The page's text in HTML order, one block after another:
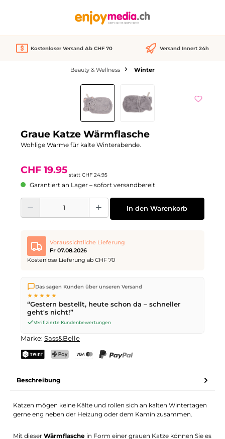
Kostenloser Versand Ab CHF 70 Versand Innert 24h
Beauty & Wellness Winter
Bildergalerie überspringen
Graue Katze Wärmflasche
Wohlige Wärme für kalte Winterabende.
CHF 19.95 statt CHF 24.95
Garantiert an Lager – sofort versandbereit
Produkt Anzahl: Gib den gewünschten Wert ein oder benutze die
In den Warenkorb
Voraussichtliche Lieferung
Fr 07.08.2026
Kostenlose Lieferung ab CHF 70
Wir versenden direkt aus unserem Lager in Kriens. Ab
ist die Lieferung kostenlos. Bestellungen bis
werden noch am selben Tag versendet – Zustellung am
nächsten Werktagmit der Schweizerischen Post.
Das sagen Kunden über unseren Versand
★★★★★
“Gestern bestellt, heute schon da – schneller
geht's nicht!”
Verifizierte Kundenbewertungen
Marke: Sass&Belle
Beschreibung
Katzen mögen keine Kälte und rollen sich an kalten Wintertagen
gerne eng neben der Heizung oder dem Kamin zusammen.
Mit dieserWärmflasche in Form einer grauen Katze können Sie es